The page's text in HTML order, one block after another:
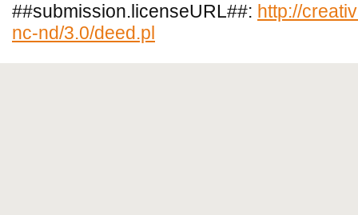
##submission.licenseURL##: http://
nc-nd/3.0/deed.pl